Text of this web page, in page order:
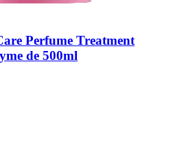
Perfume Treatment
de 500ml